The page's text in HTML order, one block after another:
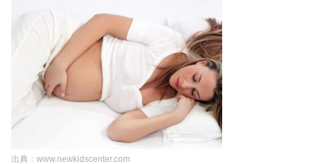
出典：www.newkidscenter.com